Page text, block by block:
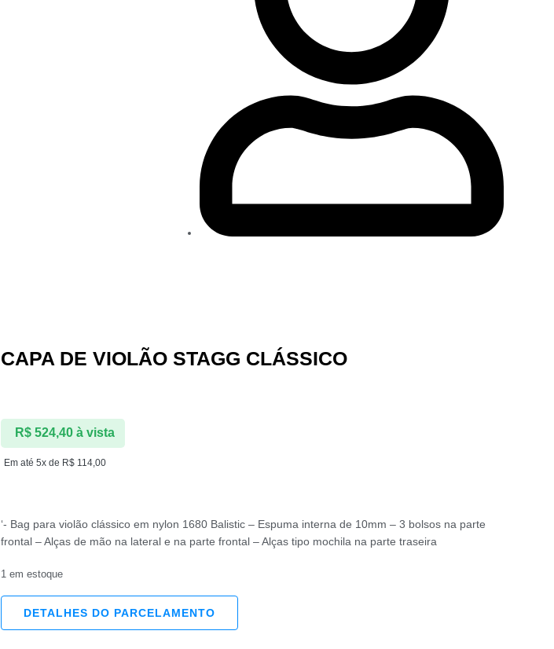
CAPA DE VIOLÃO STAGG CLÁSSICO
Em até 5x de R$ 114,00
R$524,40 à vista
‘- Bag para violão clássico em nylon 1680 Balistic – Espuma interna de 10mm – 3 bolsos na parte
frontal – Alças de mão na lateral e na parte frontal – Alças tipo mochila na parte traseira
1 em estoque
DETALHES DO PARCELAMENTO